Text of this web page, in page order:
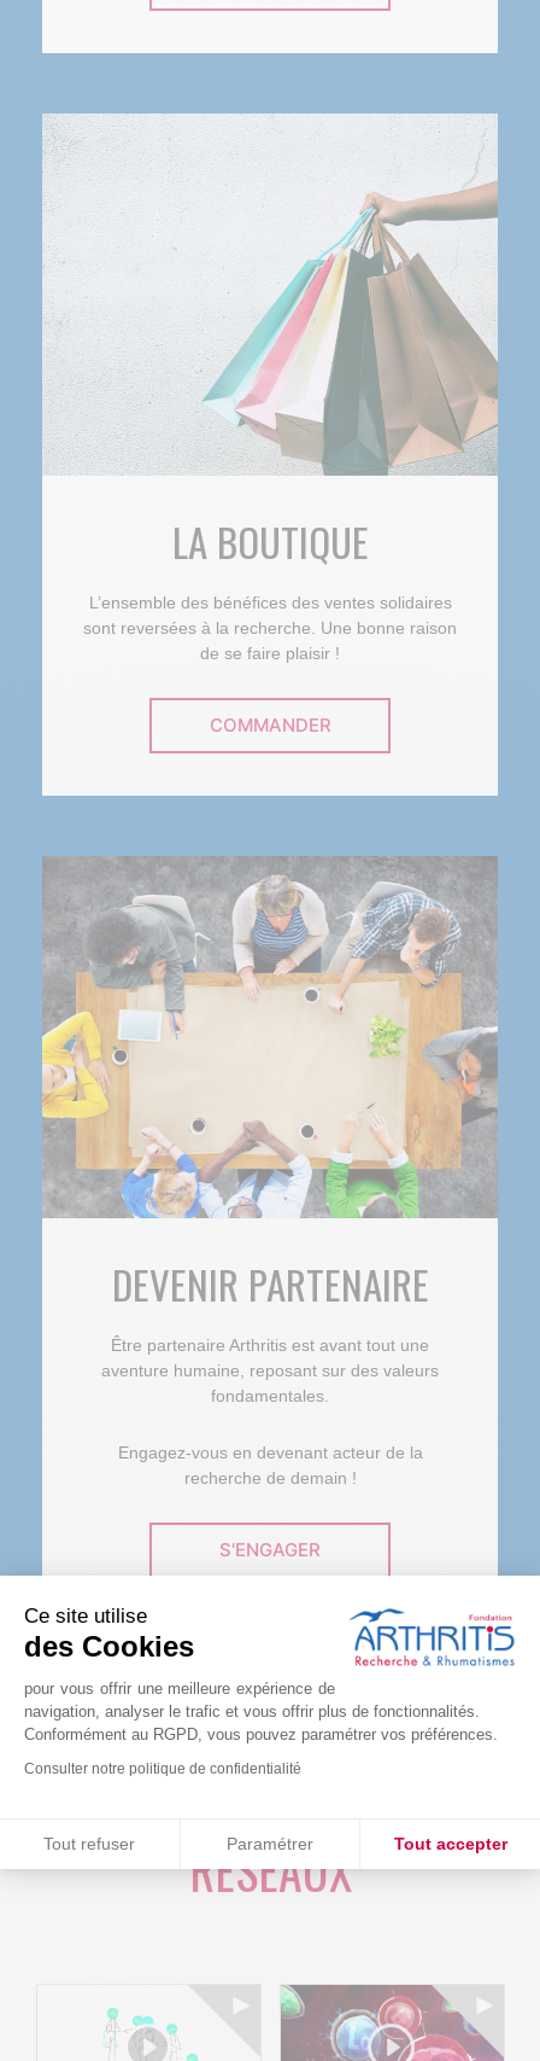
Ce site utilise
des Cookies
pour vous offrir une meilleure expérience de
navigation, analyser le trafic et vous offrir plus de fonctionnalités.
Conformément au RGPD, vous pouvez paramétrer vos préférences.
Consulter notre politique de confidentialité
Tout refuser Paramétrer Tout accepter
Plateforme de Gestion du Consentement : Personnalisez vos
LA BOUTIQUE
L’ensemble des bénéfices des ventes solidaires
sont reversées à la recherche. Une bonne raison
de se faire plaisir !
COMMANDER
DEVENIR PARTENAIRE
Être partenaire Arthritis est avant tout une
aventure humaine, reposant sur des valeurs
fondamentales.
Engagez-vous en devenant acteur de la
recherche de demain !
S'ENGAGER
RÉSEAUX